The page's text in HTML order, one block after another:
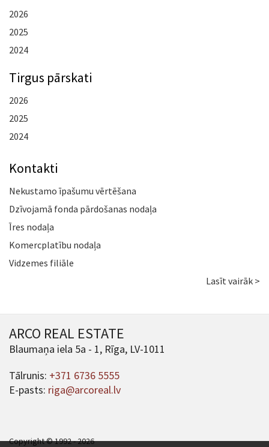
2026
2025
2024
Tirgus pārskati
2026
2025
2024
Kontakti
Nekustamo īpašumu vērtēšana
Dzīvojamā fonda pārdošanas nodaļa
Īres nodaļa
Komercplatību nodaļa
Vidzemes filiāle
Lasīt vairāk >
ARCO REAL ESTATE
Blaumaņa iela 5a - 1, Rīga, LV-1011
Tālrunis: +371 6736 5555
E-pasts: riga@arcoreal.lv
Copyright © 1992 - 2026